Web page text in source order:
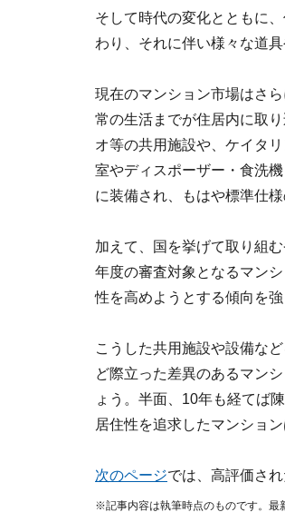
そして時代の変化とともに
わり、それに伴い様々な道
現在のマンション市場はさ
常の生活までが住居内に取
オ等の共用施設や、ケイタ
室やディスポーザー・食洗
に装備され、もはや標準仕様
加えて、国を挙げて取り組
年度の審査対象となるマン
性を高めようとする傾向を強
こうした共用施設や設備な
ど際立った差異のあるマン
ょう。半面、10年も経てば
居住性を追求したマンショ
次のページでは、高評価さ
※記事内容は執筆時点のものです。最